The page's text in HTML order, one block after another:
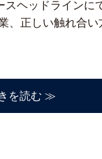
ヘッドラインに
、正しい触れ合
を読む ≫